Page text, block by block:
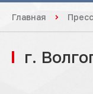
Главная
г.